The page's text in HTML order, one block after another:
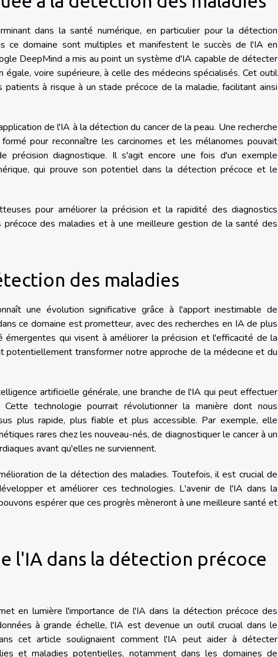
dans la santé numérique, en particulier pour la détection
ce domaine sont multiples et manifestent le succès de l'IA en
DeepMind a mis au point un système d'IA capable de détecter
voire supérieure, à celle des médecins spécialisés. Cet outil
à risque à un stade précoce de la maladie, facilitant ainsi
de l'IA à la détection du cancer de la peau. Une recherche
pour reconnaître les carcinomes et les mélanomes pouvait
précision diagnostique. Il s'agit encore une fois d'un exemple
qui prouve son potentiel dans la détection précoce et le
pour améliorer la précision et la rapidité des diagnostics
précoce des maladies et à une meilleure gestion de la santé des
des maladies
une évolution significative grâce à l'apport inestimable de
ce domaine est prometteur, avec des recherches en IA de plus
qui visent à améliorer la précision et l'efficacité de la
potentiellement transformer notre approche de la médecine et du
artificielle générale, une branche de l'IA qui peut effectuer
technologie pourrait révolutionner la manière dont nous
plus rapide, plus fiable et plus accessible. Par exemple, elle
rares chez les nouveau-nés, de diagnostiquer le cancer à un
avant qu'elles ne surviennent.
de la détection des maladies. Toutefois, il est crucial de
et améliorer ces technologies. L'avenir de l'IA dans la
espérer que ces progrès mèneront à une meilleure santé et
l'IA dans la détection précoce
en lumière l'importance de l'IA dans la détection précoce des
à grande échelle, l'IA est devenue un outil crucial dans le
cet article soulignaient comment l'IA peut aider à détecter
et maladies potentielles, notamment dans les domaines de